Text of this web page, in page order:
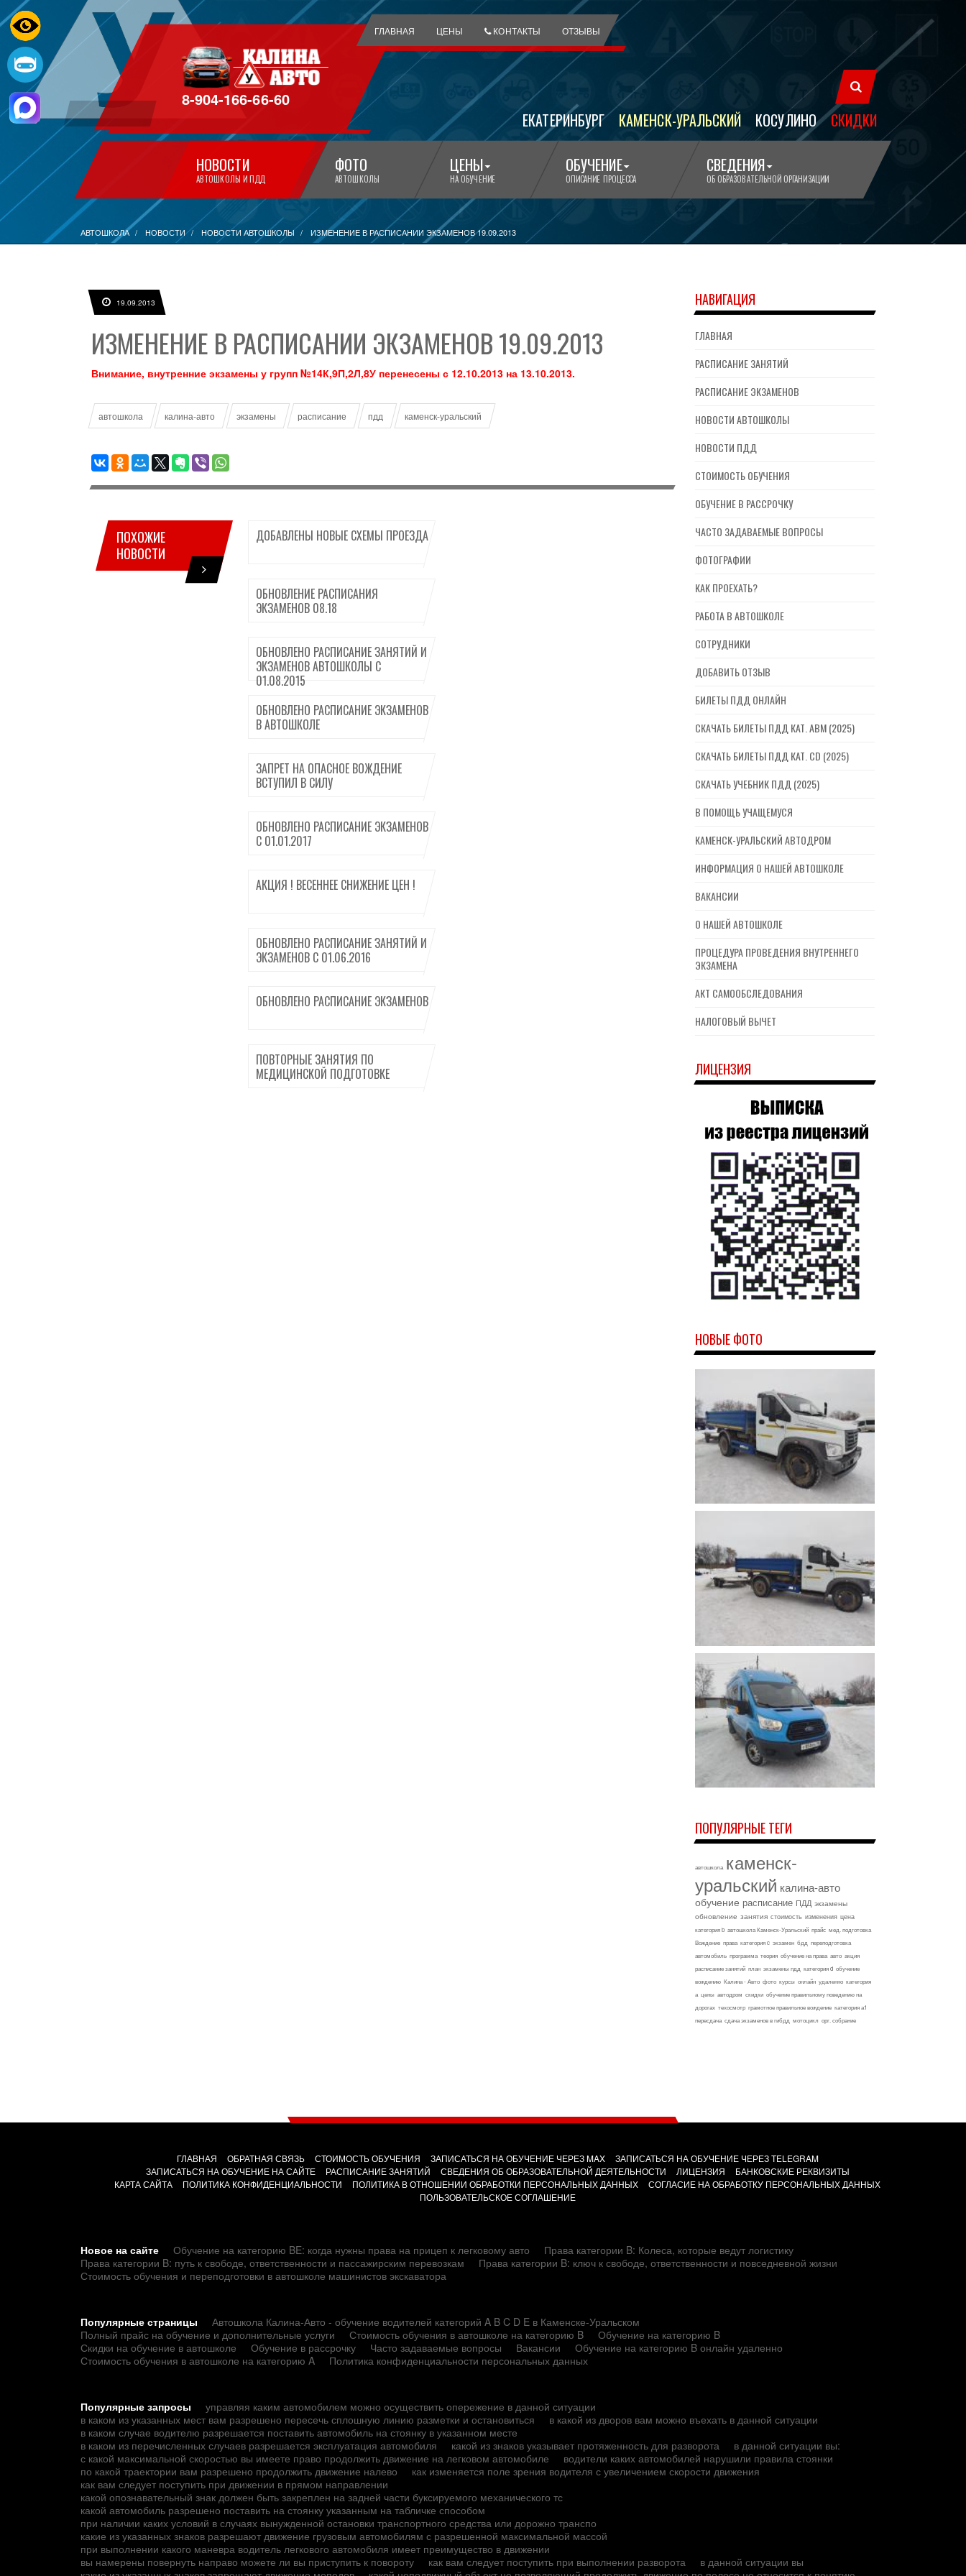
ГЛАВНАЯ ЦЕНЫ КОНТАКТЫ ОТЗЫВЫ
8-904-166-66-60
НОВОСТИ
АВТОШКОЛЫ И ПДД
ФОТО
АВТОШКОЛЫ
ЦЕНЫ
НА ОБУЧЕНИЕ
ОБУЧЕНИЕ
ОПИСАНИЕ ПРОЦЕССА
СВЕДЕНИЯ
ОБ ОБРАЗОВАТЕЛЬНОЙ ОРГАНИЗАЦИИ
ЕКАТЕРИНБУРГ КАМЕНСК-УРАЛЬСКИЙ КОСУЛИНО СКИДКИ
АВТОШКОЛА НОВОСТИ НОВОСТИ АВТОШКОЛЫ ИЗМЕНЕНИЕ В РАСПИСАНИИ ЭКЗАМЕНОВ 19.09.2013
19.09.2013
ИЗМЕНЕНИЕ В РАСПИСАНИИ ЭКЗАМЕНОВ 19.09.2013
Внимание, внутренние экзамены у групп №14К,9П,2Л,8У перенесены с 12.10.2013 на 13.10.2013.
автошкола калина-авто экзамены расписание пдд каменск-уральский
ПОХОЖИЕ
НОВОСТИ
ДОБАВЛЕНЫ НОВЫЕ СХЕМЫ ПРОЕЗДА
ОБНОВЛЕНИЕ РАСПИСАНИЯ
ЭКЗАМЕНОВ 08.18
ОБНОВЛЕНО РАСПИСАНИЕ ЗАНЯТИЙ И
ЭКЗАМЕНОВ АВТОШКОЛЫ С
01.08.2015
ОБНОВЛЕНО РАСПИСАНИЕ ЭКЗАМЕНОВ
В АВТОШКОЛЕ
ЗАПРЕТ НА ОПАСНОЕ ВОЖДЕНИЕ
ВСТУПИЛ В СИЛУ
ОБНОВЛЕНО РАСПИСАНИЕ ЭКЗАМЕНОВ
С 01.01.2017
АКЦИЯ ! ВЕСЕННЕЕ СНИЖЕНИЕ ЦЕН !
ОБНОВЛЕНО РАСПИСАНИЕ ЗАНЯТИЙ И
ЭКЗАМЕНОВ С 01.06.2016
ОБНОВЛЕНО РАСПИСАНИЕ ЭКЗАМЕНОВ
ПОВТОРНЫЕ ЗАНЯТИЯ ПО
МЕДИЦИНСКОЙ ПОДГОТОВКЕ
НАВИГАЦИЯ
ГЛАВНАЯ
РАСПИСАНИЕ ЗАНЯТИЙ
РАСПИСАНИЕ ЭКЗАМЕНОВ
НОВОСТИ АВТОШКОЛЫ
НОВОСТИ ПДД
СТОИМОСТЬ ОБУЧЕНИЯ
ОБУЧЕНИЕ В РАССРОЧКУ
ЧАСТО ЗАДАВАЕМЫЕ ВОПРОСЫ
ФОТОГРАФИИ
КАК ПРОЕХАТЬ?
РАБОТА В АВТОШКОЛЕ
СОТРУДНИКИ
ДОБАВИТЬ ОТЗЫВ
БИЛЕТЫ ПДД ОНЛАЙН
СКАЧАТЬ БИЛЕТЫ ПДД КАТ. ABM (2025)
СКАЧАТЬ БИЛЕТЫ ПДД КАТ. CD (2025)
СКАЧАТЬ УЧЕБНИК ПДД (2025)
В ПОМОЩЬ УЧАЩЕМУСЯ
КАМЕНСК-УРАЛЬСКИЙ АВТОДРОМ
ИНФОРМАЦИЯ О НАШЕЙ АВТОШКОЛЕ
ВАКАНСИИ
О НАШЕЙ АВТОШКОЛЕ
ПРОЦЕДУРА ПРОВЕДЕНИЯ ВНУТРЕННЕГО
ЭКЗАМЕНА
АКТ САМООБСЛЕДОВАНИЯ
НАЛОГОВЫЙ ВЫЧЕТ
ЛИЦЕНЗИЯ
НОВЫЕ ФОТО
ПОПУЛЯРНЫЕ ТЕГИ
автошкола каменск-
уральский калина-авто
обучение расписание ПДД экзамены
обновление занятия стоимость изменения цена
категория b автошкола Каменск-Уральский прайс мед. подготовка
Вождение права категория c экзамен бдд переподготовка
автомобиль программа теория обучение на права авто акция
расписание занятий план экзамены пдд категория d обучение
вождению Калина - Авто фото курсы онлайн удаленно категория
а цены автодром скидки обучение правильному поведению на
дорогах техосмотр грамотное правильное вождение категория а1
пересдача сдача экзаменов в гибдд мотоцикл орг. собрание
ГЛАВНАЯ ОБРАТНАЯ СВЯЗЬ СТОИМОСТЬ ОБУЧЕНИЯ ЗАПИСАТЬСЯ НА ОБУЧЕНИЕ ЧЕРЕЗ MAX
ЗАПИСАТЬСЯ НА ОБУЧЕНИЕ ЧЕРЕЗ TELEGRAM
ЗАПИСАТЬСЯ НА ОБУЧЕНИЕ НА САЙТЕ
РАСПИСАНИЕ ЗАНЯТИЙ СВЕДЕНИЯ ОБ ОБРАЗОВАТЕЛЬНОЙ ДЕЯТЕЛЬНОСТИ ЛИЦЕНЗИЯ
БАНКОВСКИЕ РЕКВИЗИТЫ
КАРТА САЙТА
ПОЛИТИКА КОНФИДЕНЦИАЛЬНОСТИ ПОЛИТИКА В ОТНОШЕНИИ ОБРАБОТКИ ПЕРСОНАЛЬНЫХ ДАННЫХ
СОГЛАСИЕ НА ОБРАБОТКУ ПЕРСОНАЛЬНЫХ ДАННЫХ
ПОЛЬЗОВАТЕЛЬСКОЕ СОГЛАШЕНИЕ
Новое на сайте Обучение на категорию BE: когда нужны права на прицеп к легковому авто
Права категории B: Колеса, которые ведут логистику
Права категории B: путь к свободе, ответственности и пассажирским перевозкам
Права категории B: ключ к свободе, ответственности и повседневной жизни
Стоимость обучения и переподготовки в автошколе машинистов экскаватора
Популярные страницы
Автошкола Калина-Авто - обучение водителей категорий A B C D E в Каменске-Уральском
Полный прайс на обучение и дополнительные услуги
Стоимость обучения в автошколе на категорию B
Обучение на категорию B
Скидки на обучение в автошколе
Обучение в рассрочку Часто задаваемые вопросы Вакансии
Обучение на категорию B онлайн удаленно
Стоимость обучения в автошколе на категорию A
Политика конфиденциальности персональных данных
Популярные запросы
управляя каким автомобилем можно осуществить опережение в данной ситуации
в каком из указанных мест вам разрешено пересечь сплошную линию разметки и остановиться
в какой из дворов вам можно въехать в данной ситуации
в каком случае водителю разрешается поставить автомобиль на стоянку в указанном месте
в каком из перечисленных случаев разрешается эксплуатация автомобиля
какой из знаков указывает протяженность для разворота
в данной ситуации вы:
с какой максимальной скоростью вы имеете право продолжить движение на легковом автомобиле
водители каких автомобилей нарушили правила стоянки
по какой траектории вам разрешено продолжить движение налево
как изменяется поле зрения водителя с увеличением скорости движения
как вам следует поступить при движении в прямом направлении
какой опознавательный знак должен быть закреплен на задней части буксируемого механического тс
какой автомобиль разрешено поставить на стоянку указанным на табличке способом
при наличии каких условий в случаях вынужденной остановки транспортного средства или дорожно транспо
какие из указанных знаков разрешают движение грузовым автомобилям с разрешенной максимальной массой
при выполнении какого маневра водитель легкового автомобиля имеет преимущество в движении
вы намерены повернуть направо можете ли вы приступить к повороту
как вам следует поступить при выполнении разворота
в данной ситуации вы